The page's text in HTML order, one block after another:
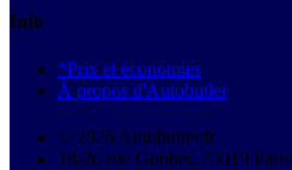
Info
*Prix et économies
À propos d'Autobutler
© 2026 Autobutler.fr
18-26 rue Goubet, 75019 Paris